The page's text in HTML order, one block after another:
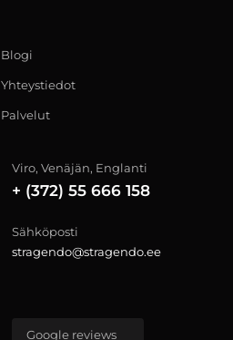
Blogi
Yhteystiedot
Palvelut
Viro, Venäjän, Englanti
+ (372) 55 666 158
Sähköposti
stragendo@stragendo.ee
Google reviews